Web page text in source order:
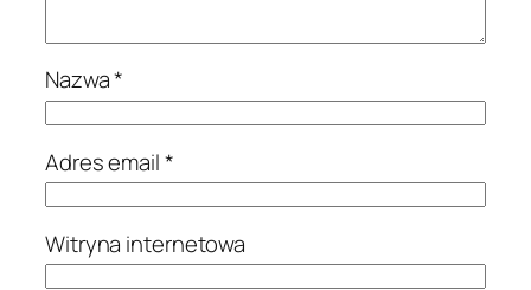
Nazwa*
Adres email*
Witryna internetowa